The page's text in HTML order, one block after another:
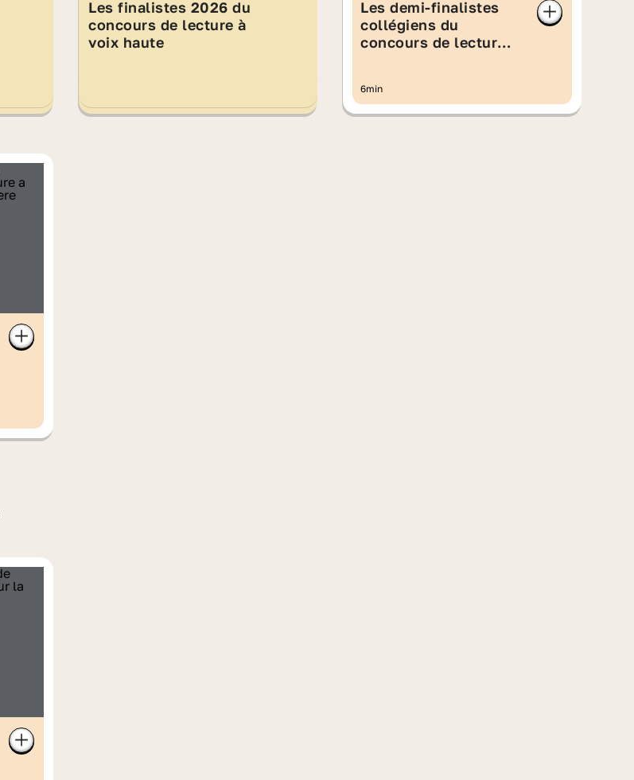
Les finalistes 2026 du
concours de lecture à
voix haute
Les demi-finalistes
collégiens du
concours de lecture à
6min